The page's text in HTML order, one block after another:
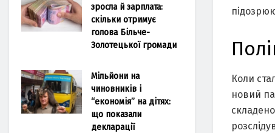
Коли
новий
зросла й зарплата:
скільки отримує
голова Більче-
Золотецької громади
Мільйони на
чиновників і
“економія” на дітях:
що показали
декларації